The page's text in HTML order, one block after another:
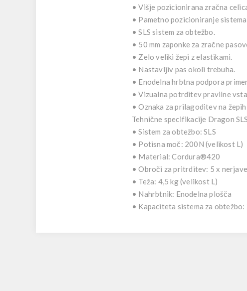
• Višje pozicionirana zračna
• Pametno pozicioniranje
• SLS sistem za obtežbo.
• 50 mm zaponke za zračne
• Zelo veliki žepi z elastikami.
• Nastavljiv pas okoli trebuha.
• Enodelna hrbtna podpora
• Vizualna potrditev pravilne
• Oznaka za prilagoditev na
Tehnične specifikacije Dragon
• Sistem za obtežbo: SLS
• Potisna moč: 200N (velikost L)
• Material: Cordura®420
• Obroči za pritrditev: 5 x
• Teža: 4,5 kg (velikost L)
• Nahrbtnik: Enodelna plošča
• Kapaciteta sistema za